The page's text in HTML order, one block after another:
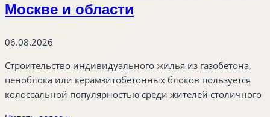
Москве и области
06.08.2026
Строительство индивидуального жилья из газобетона,
пеноблока или керамзитобетонных блоков пользуется
колоссальной популярностью среди жителей столичного